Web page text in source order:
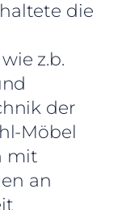
die
z.b.
der
Möbel
mit
an